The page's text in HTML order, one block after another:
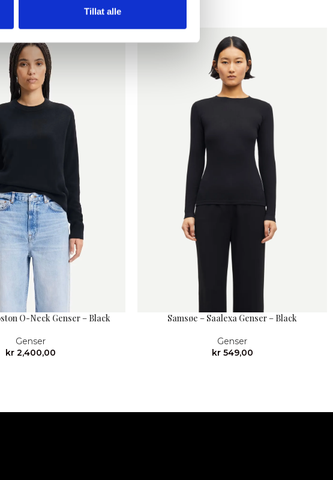
Tillat alle
O-Neck Genser – Black
Genser
kr 2,400,00
Samsøe – Saalexa Genser – Black
Genser
kr549,00